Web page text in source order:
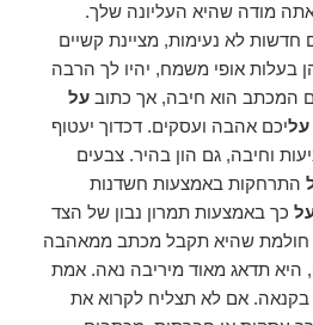
מודה שהיא העליונה שלך.
לא נעימות, מציינת קשיים
בעלות אופי משמח, יהיו לך הרבה
המכתב הוא חיבה, אך כתובעל
עליכם אהבה ועסקים. דכדוך יעטוף
וחיבה, גם הון בהיר. צבעים
התרחקות באמצעות חשדנות
כך באמצעות תמרון נבון של הצד
חולמת שהיא תקבל מכתב ממאהבה
היא תדאג מאוד מיריבה נאה. אמת
בקנאה. אם לא תצליח לקרוא את